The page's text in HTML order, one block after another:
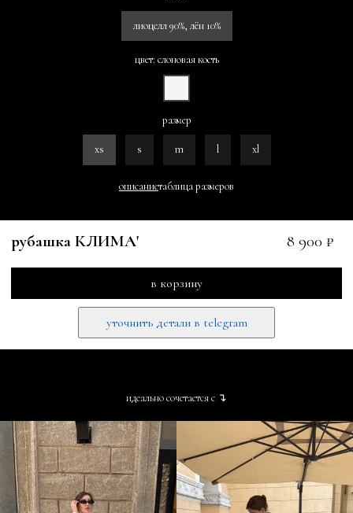
лиоцелл 90%, лён 10%
цвет: слоновая кость
размер
xs s m l xl
описаниетаблица размеров
рубашка КЛИМА' 8 900 ₽
в корзину
уточнить детали в telegram
идеально сочетается с ↴